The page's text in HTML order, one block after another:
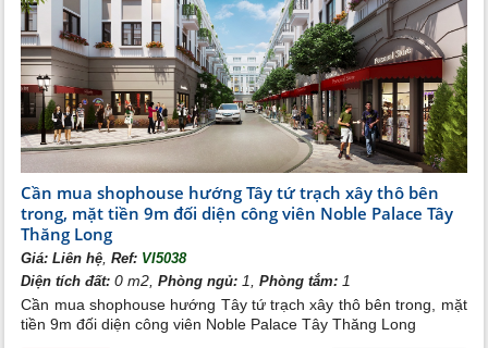
Cần mua shophouse hướng Tây tứ trạch xây thô bên
trong, mặt tiền 9m đối diện công viên Noble Palace Tây
Thăng Long
Giá:Liên hệ ,Ref: VI5038
Diện tích đất: 0 m2,Phòng ngủ: 1,Phòng tắm: 1
Cần mua shophouse hướng Tây tứ trạch xây thô bên trong, mặt
tiền 9m đối diện công viên Noble Palace Tây Thăng Long